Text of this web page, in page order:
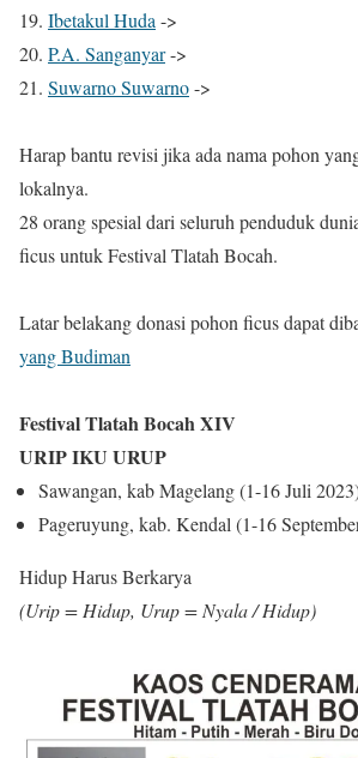
19. Ibetakul Huda ->
20. P.A. Sanganyar->
21. Suwarno Suwarno->
Harap bantu revisi jika ada nama pohon
lokalnya.
28 orang spesial dari seluruh penduduk
ficus untuk Festival Tlatah Bocah.
Latar belakang donasi pohon ficus dapat
yang Budiman
Festival Tlatah Bocah XIV
URIP IKU URUP
Sawangan, kab Magelang (1-16 Juli
Pageruyung, kab. Kendal (1-16
Hidup Harus Berkarya
(Urip = Hidup, Urup = Nyala / Hidup)